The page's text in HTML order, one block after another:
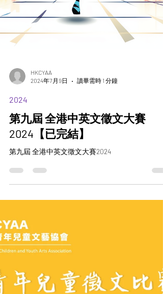
HKCYAA
2024年7月9日
讀畢需時 1 分鐘
2024
第九屆 全港中英文徵文大賽
2024【已完結】